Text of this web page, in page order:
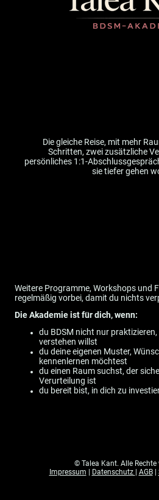
Die gleiche Reise, mit mehr
Schritten, zwei zusätzliche
persönliches 1:1-
sie tiefer gehen
Weitere Programme, Workshops und
regelmäßig vorbei, damit du nichts
Die Akademie ist für dich, wenn:
du BDSM nicht nur
verstehen willst
du deine eigenen Muster,
kennenlernen möchtest
du einen Raum suchst, der
Verurteilung ist
du bereit bist, in dich zu
© Talea Kant. Alle Rechte
Impressum
Datenschutz AGB|